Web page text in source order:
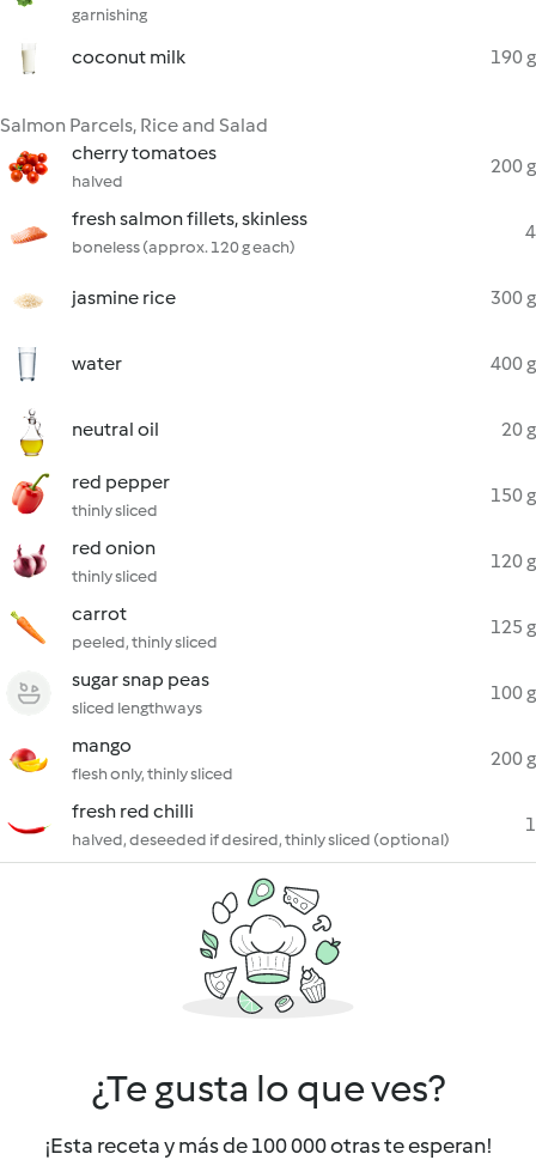
garnishing
coconut milk 190 g
Salmon Parcels, Rice and Salad
cherry tomatoes
halved
200 g
fresh salmon fillets, skinless
boneless (approx. 120 g each)
4
jasmine rice 300 g
water 400 g
neutral oil 20 g
red pepper
thinly sliced
150 g
red onion
thinly sliced
120 g
carrot
peeled, thinly sliced
125 g
sugar snap peas
sliced lengthways
100 g
mango
flesh only, thinly sliced
200 g
fresh red chilli
halved, deseeded if desired, thinly sliced (optional)
1
¿Te gusta lo que ves?
¡Esta receta y más de 100 000 otras te esperan!